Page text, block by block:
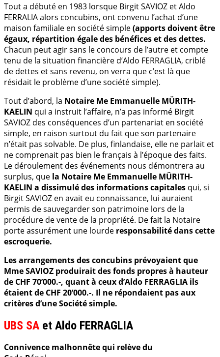
Tout a débuté en 1983 lorsque Birgit SAVIOZ et Aldo
FERRALIA alors concubins, ont convenu l’achat d’une
maison familiale en société simple(apports doivent être
égaux, répartition égale des bénéfices et des dettes.
Chacun peut agir sans le concours de l’autre et compte
tenu de la situation financière d’Aldo FERRAGLIA, criblé
de dettes et sans revenu, on verra que c’est là que
résidait le problème d’une société simple).
Tout d’abord, la Notaire Me Emmanuelle MÜRITH-
KAELIN qui a instruit l’affaire, n’a pas informé Birgit
SAVIOZ des conséquences d’un partenariat en société
simple, en raison surtout du fait que son partenaire
n’était pas solvable. De plus, finlandaise, elle ne parlait et
ne comprenait pas bien le français à l’époque des faits.
Le déroulement des événements nous démontrera au
surplus, que la Notaire Me Emmanuelle MÜRITH-
KAELIN a dissimulé des informations capitales qui, si
Birgit SAVIOZ en avait eu connaissance, lui auraient
permis de sauvegarder son patrimoine lors de la
procédure de vente de la propriété. De fait la Notaire
porte assurément une lourde responsabilité dans cette
escroquerie.
Les arrangements des concubins prévoyaient que
Mme SAVIOZ produirait des fonds propres à hauteur
de CHF 70’000.-, quant à ceux d’Aldo FERRAGLIA ils
étaient de CHF 20’000.-. Il ne répondaient pas aux
critères d’une Société simple.
UBS SA et Aldo FERRAGLIA
Connivence malhonnête qui relève du